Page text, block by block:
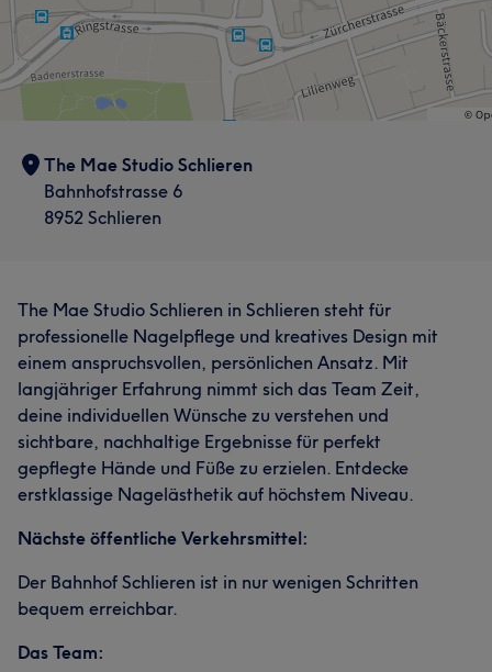
The Mae Studio Schlieren
Bahnhofstrasse 6
8952 Schlieren
The Mae Studio Schlieren in Schlieren steht für
professionelle Nagelpflege und kreatives Design mit
einem anspruchsvollen, persönlichen Ansatz. Mit
langjähriger Erfahrung nimmt sich das Team Zeit,
deine individuellen Wünsche zu verstehen und
sichtbare, nachhaltige Ergebnisse für perfekt
gepflegte Hände und Füße zu erzielen. Entdecke
erstklassige Nagelästhetik auf höchstem Niveau.
Nächste öffentliche Verkehrsmittel:
Der Bahnhof Schlieren ist in nur wenigen Schritten
bequem erreichbar.
Das Team: